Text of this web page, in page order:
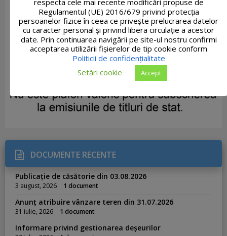
DOCUMENTE RECENTE
Publicație de căsătorie din 03.08.2026
3 august, 2026 1 document
Anunț atribuire vânzare teren din 31.07.2026
31 iulie, 2026 1 document
Informare privind gestionarea deșeurilor
respecta cele mai recente modificări propuse de
Regulamentul (UE) 2016/679 privind protecția
persoanelor fizice în ceea ce privește prelucrarea datelor
cu caracter personal și privind libera circulație a acestor
date. Prin continuarea navigării pe site-ul nostru confirmi
acceptarea utilizării fişierelor de tip cookie conform
Politicii de confidențialitate
Setări cookie
Accept